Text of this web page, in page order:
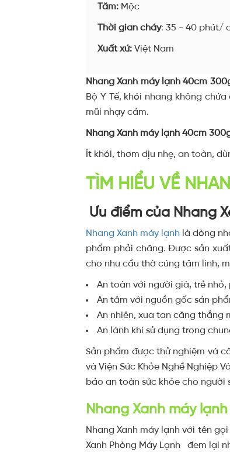
Tăm: Mộc
Thời gian cháy: 35 - 40 phút/
Xuất xứ: Việt Nam
Nhang Xanh máy lạnh 40cm
Bộ Y Tế, khói nhang không
mũi nhạy cảm.
Nhang Xanh máy lạnh 40cm
Ít khói, thơm dịu nhẹ, an toàn, d
TÌM HIỂU VỀ
Ưu điểm của Nhang
Nhang Xanh máy lạnh là dòng
phẩm phải chăng. Được sản
cho nhu cầu thờ cúng tâm linh,
An toàn với người già, trẻ nhỏ,
An tâm với nguồn gốc sản
An nhiên, xua tan căng thẳng
An lành khi sử dụng trong
Sản phẩm được thử nghiệm và
và Viện Sức Khỏe Nghề Nghiệp
bảo an toàn sức khỏe cho người
Nhang Xanh máy
Nhang Xanh máy lạnh với tên
Xanh Phòng Máy Lạnh đem lại